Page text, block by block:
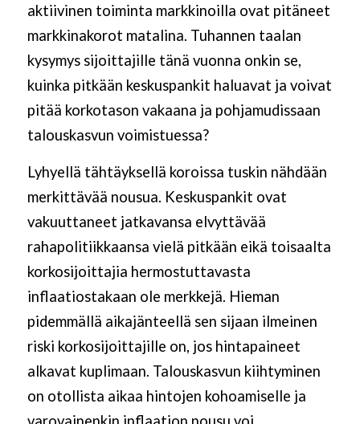
aktiivinen toiminta markkinoilla ovat pitäneet
markkinakorot matalina. Tuhannen taalan
kysymys sijoittajille tänä vuonna onkin se,
kuinka pitkään keskuspankit haluavat ja voivat
pitää korkotason vakaana ja pohjamudissaan
talouskasvun voimistuessa?
Lyhyellä tähtäyksellä koroissa tuskin nähdään
merkittävää nousua. Keskuspankit ovat
vakuuttaneet jatkavansa elvyttävää
rahapolitiikkaansa vielä pitkään eikä toisaalta
korkosijoittajia hermostuttavasta
inflaatiostakaan ole merkkejä. Hieman
pidemmällä aikajänteellä sen sijaan ilmeinen
riski korkosijoittajille on, jos hintapaineet
alkavat kuplimaan. Talouskasvun kiihtyminen
on otollista aikaa hintojen kohoamiselle ja